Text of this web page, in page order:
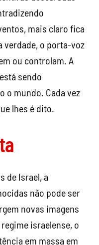
sendo
o mundo. Cada vez
lhes é dito.
de Israel, a
novas imagens
em massa em